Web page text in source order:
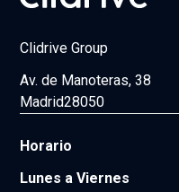
Clidrive Group
Av. de Manoteras, 38
Madrid28050
Horario
Lunes a Viernes